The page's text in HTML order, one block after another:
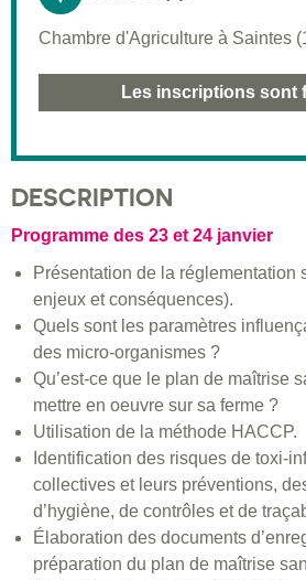
Chambre d'Agriculture à Saintes
Les inscriptions sont
DESCRIPTION
Programme des 23 et 24 janvier
Présentation de la réglementation
enjeux et conséquences).
Quels sont les paramètres
des micro-organismes ?
Qu’est-ce que le plan de maîtrise
mettre en oeuvre sur sa ferme ?
Utilisation de la méthode HACCP.
Identification des risques de toxi-
collectives et leurs préventions,
d’hygiène, de contrôles et de
Élaboration des documents
préparation du plan de maîtrise